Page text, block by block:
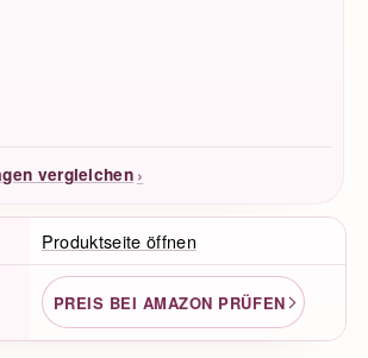
vergleichen ›
Produktseite öffnen
PREIS BEI AMAZON PRÜFEN